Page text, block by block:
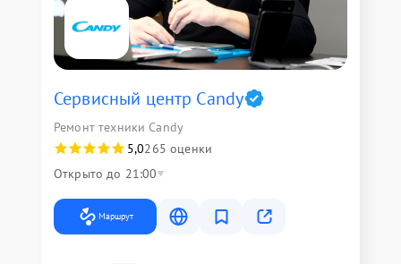
Сервисный центр Candy
Ремонт техники Candy
5,0265 оценки
Открыто до 21:00
Маршрут